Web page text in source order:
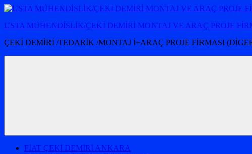
İçeriğe
USTA MÜHENDİSLİK/ÇEKİ DEMİRİ MONTAJ VE ARAÇ PROJE
ÇEKİ DEMİRİ /TEDARİK /MONTAJ İ+ARAÇ PROJE FİRMASI
FİAT ÇEKİ DEMİRİ ANKARA